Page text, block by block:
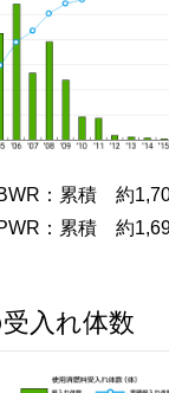
BWR：累積 約
PWR：累積 約
入れ体数